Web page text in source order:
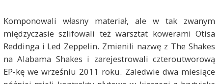
Komponowali własny materiał, ale w tak zwanym
międzyczasie szlifowali też warsztat kowerami Otisa
Reddinga i Led Zeppelin. Zmienili nazwę z The Shakes
na Alabama Shakes i zarejestrowali czteroutworową
EP-kę we wrześniu 2011 roku. Zaledwie dwa miesiące